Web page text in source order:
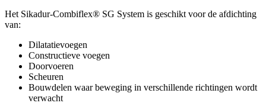
Het Sikadur-Combiflex® SG System is geschikt voor de afdichting
van:
Dilatatievoegen
Constructieve voegen
Doorvoeren
Scheuren
Bouwdelen waar beweging in verschillende richtingen wordt
verwacht